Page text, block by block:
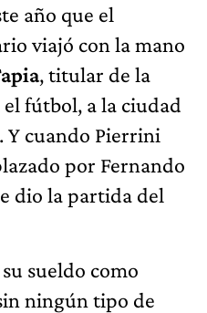
año que el
viajó con la mano
, titular de la
fútbol, a la ciudad
Y cuando Pierrini
por Fernando
dio la partida del
sueldo como
ningún tipo de